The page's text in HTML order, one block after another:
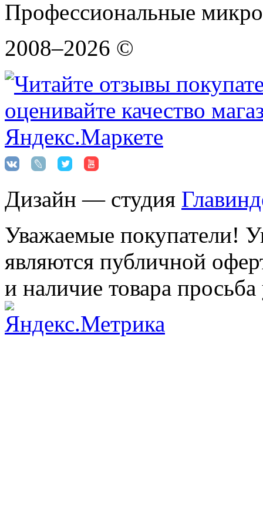
Профессиональные
2008–2026 ©
Дизайн — студия
Уважаемые покупатели!
являются публичной
и наличие товара